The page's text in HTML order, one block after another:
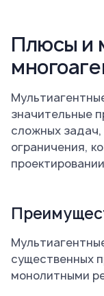
Плюсы и
значительные
сложных
ограничения,
существенных
монолитными